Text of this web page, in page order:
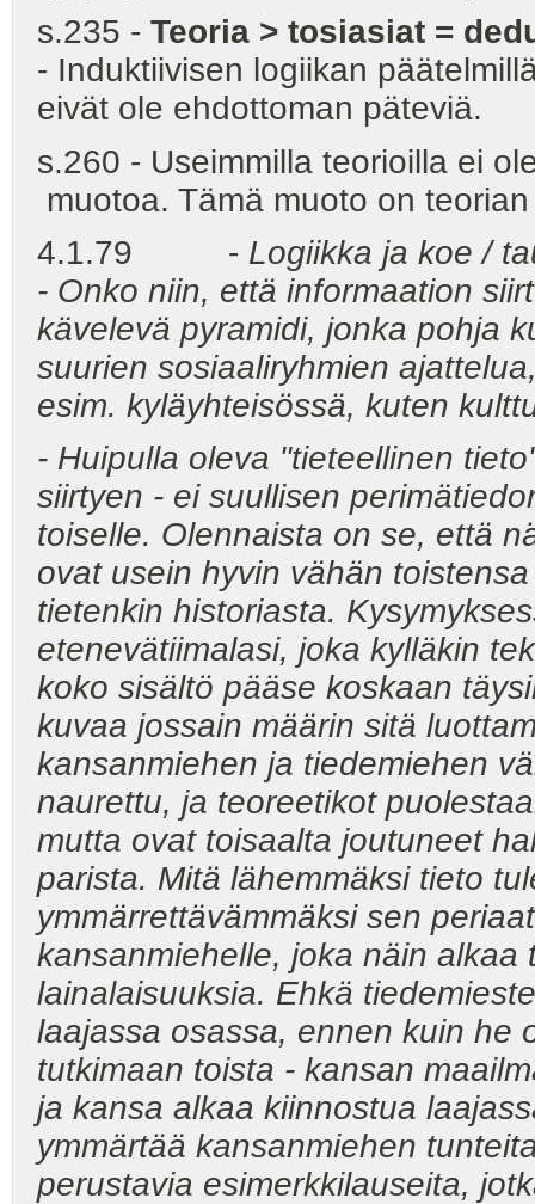
s.235 - Teoria > tosiasiat =
- Induktiivisen logiikan
eivät ole ehdottoman päteviä.
s.260 - Useimmilla teorioilla ei
muotoa. Tämä muoto on
4.1.79 - Logiikka ja koe /
- Onko niin, että informaation
kävelevä pyramidi, jonka pohja
suurien sosiaaliryhmien
esim. kyläyhteisössä, kuten
- Huipulla oleva "tieteellinen
siirtyen - ei suullisen
toiselle. Olennaista on se, että
ovat usein hyvin vähän
tietenkin historiasta.
etenevätiimalasi, joka kylläkin
koko sisältö pääse koskaan
kuvaa jossain määrin sitä
kansanmiehen ja tiedemiehen
naurettu, ja teoreetikot
mutta ovat toisaalta joutuneet
parista. Mitä lähemmäksi tieto
ymmärrettävämmäksi sen
kansanmiehelle, joka näin alkaa
lainalaisuuksia. Ehkä
laajassa osassa, ennen kuin he
tutkimaan toista - kansan
ja kansa alkaa kiinnostua
ymmärtää kansanmiehen
perustavia esimerkkilauseita,